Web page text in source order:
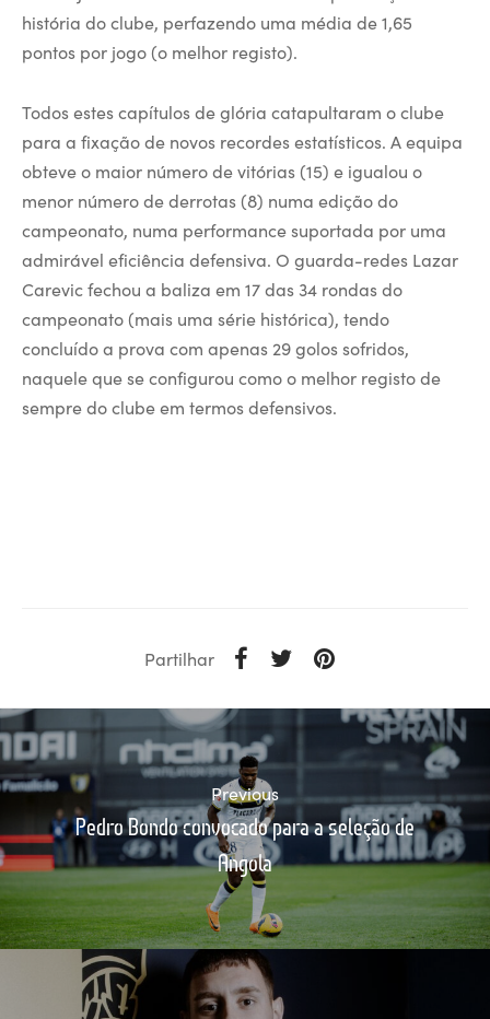
história do clube, perfazendo uma média de 1,65
pontos por jogo (o melhor registo).
Todos estes capítulos de glória catapultaram o clube
para a fixação de novos recordes estatísticos. A equipa
obteve o maior número de vitórias (15) e igualou o
menor número de derrotas (8) numa edição do
campeonato, numa performance suportada por uma
admirável eficiência defensiva. O guarda-redes Lazar
Carevic fechou a baliza em 17 das 34 rondas do
campeonato (mais uma série histórica), tendo
concluído a prova com apenas 29 golos sofridos,
naquele que se configurou como o melhor registo de
sempre do clube em termos defensivos.
Partilhar
Previous
Pedro Bondo convocado para a seleção de
Angola